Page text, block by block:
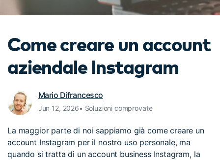
Tip per YouTube
Apprendimento
Come creare un account
aziendale Instagram
Mario Difrancesco
Jun 12, 2026• Soluzioni comprovate
La maggior parte di noi sappiamo già come creare un
account Instagram per il nostro uso personale, ma
quando si tratta di un account business Instagram, la